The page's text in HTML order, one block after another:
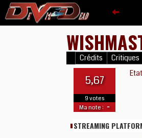
Crédits Critiques
5,67
9 votes
Ma note : -
STREAMING